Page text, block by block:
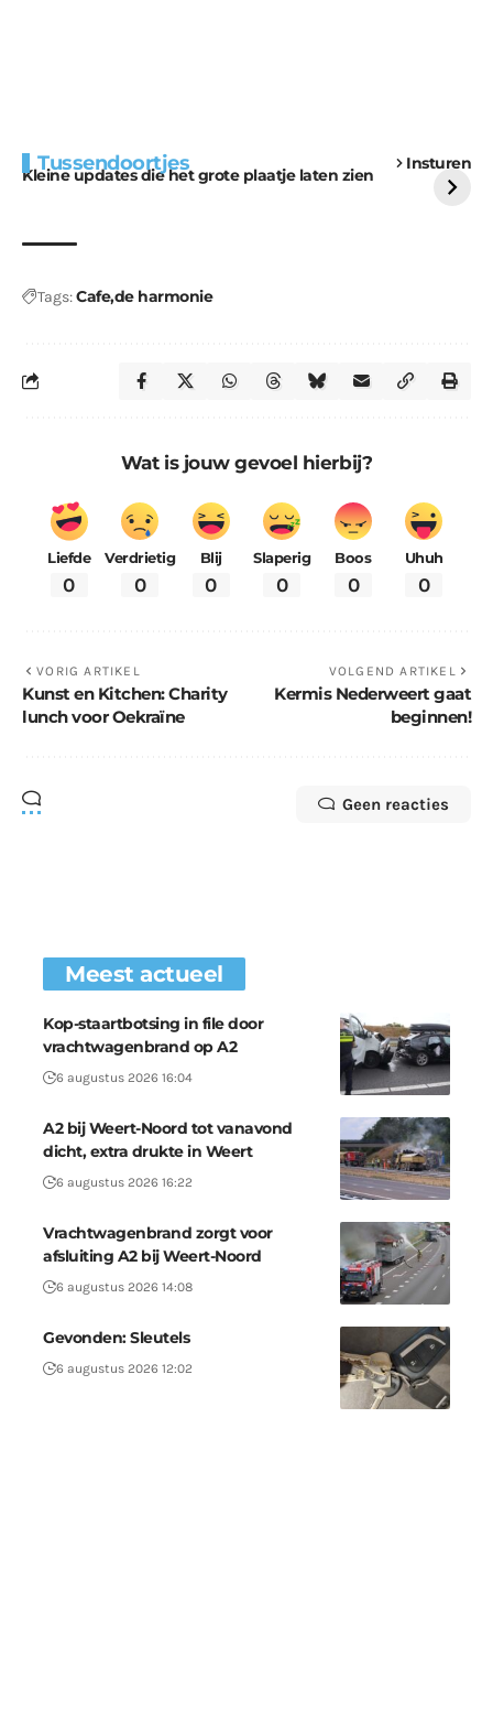
Tussendoortjes Insturen
Kleine updates die het grote plaatje laten zien
voor kabouters
uitdaging
Tags:Cafede harmonie
Wat is jouw gevoel hierbij?
Liefde
0
Verdrietig
0
Blij
0
Slaperig
0
Boos
0
Uhuh
0
VORIG ARTIKEL
Kunst en Kitchen: Charity
lunch voor Oekraïne
VOLGEND ARTIKEL
Kermis Nederweert gaat
beginnen!
Geen reacties
Meest actueel
Kop-staartbotsing in file door
vrachtwagenbrand op A2
6 augustus 2026 16:04
A2 bij Weert-Noord tot vanavond
dicht, extra drukte in Weert
6 augustus 2026 16:22
Vrachtwagenbrand zorgt voor
afsluiting A2 bij Weert-Noord
6 augustus 2026 14:08
Gevonden: Sleutels
6 augustus 2026 12:02